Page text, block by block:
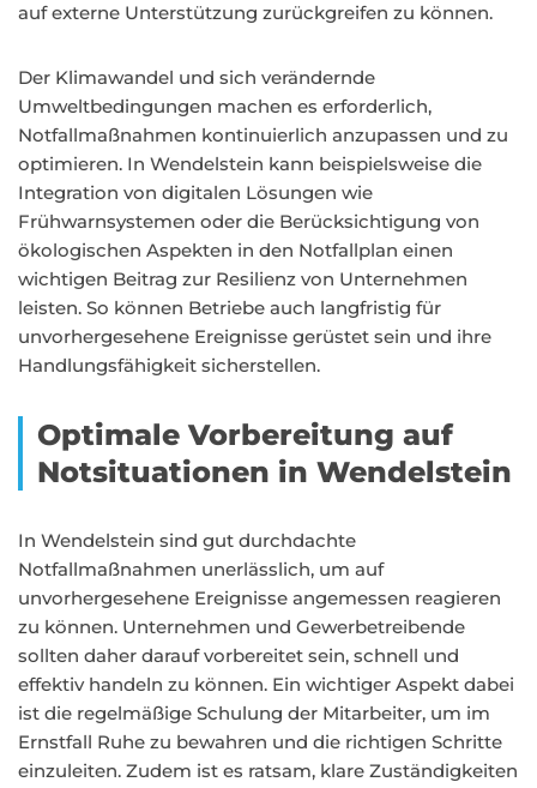
auf externe Unterstützung zurückgreifen zu können.
Der Klimawandel und sich verändernde
Umweltbedingungen machen es erforderlich,
Notfallmaßnahmen kontinuierlich anzupassen und zu
optimieren. In Wendelstein kann beispielsweise die
Integration von digitalen Lösungen wie
Frühwarnsystemen oder die Berücksichtigung von
ökologischen Aspekten in den Notfallplan einen
wichtigen Beitrag zur Resilienz von Unternehmen
leisten. So können Betriebe auch langfristig für
unvorhergesehene Ereignisse gerüstet sein und ihre
Handlungsfähigkeit sicherstellen.
Optimale Vorbereitung auf
Notsituationen in Wendelstein
In Wendelstein sind gut durchdachte
Notfallmaßnahmen unerlässlich, um auf
unvorhergesehene Ereignisse angemessen reagieren
zu können. Unternehmen und Gewerbetreibende
sollten daher darauf vorbereitet sein, schnell und
effektiv handeln zu können. Ein wichtiger Aspekt dabei
ist die regelmäßige Schulung der Mitarbeiter, um im
Ernstfall Ruhe zu bewahren und die richtigen Schritte
einzuleiten. Zudem ist es ratsam, klare Zuständigkeiten